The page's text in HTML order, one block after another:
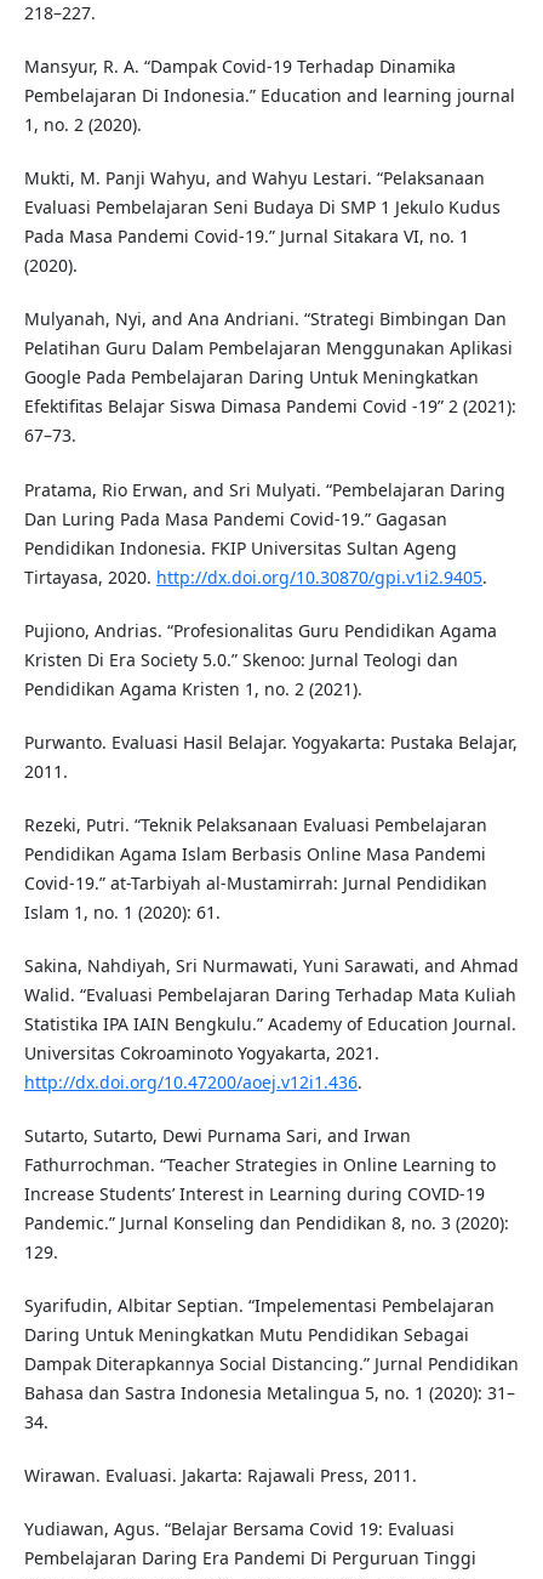
218–227.
Mansyur, R. A. “Dampak Covid-19 Terhadap Dinamika
Pembelajaran Di Indonesia.” Education and learning journal
1, no. 2 (2020).
Mukti, M. Panji Wahyu, and Wahyu Lestari. “Pelaksanaan
Evaluasi Pembelajaran Seni Budaya Di SMP 1 Jekulo Kudus
Pada Masa Pandemi Covid-19.” Jurnal Sitakara VI, no. 1
(2020).
Mulyanah, Nyi, and Ana Andriani. “Strategi Bimbingan Dan
Pelatihan Guru Dalam Pembelajaran Menggunakan Aplikasi
Google Pada Pembelajaran Daring Untuk Meningkatkan
Efektifitas Belajar Siswa Dimasa Pandemi Covid -19” 2 (2021):
67–73.
Pratama, Rio Erwan, and Sri Mulyati. “Pembelajaran Daring
Dan Luring Pada Masa Pandemi Covid-19.” Gagasan
Pendidikan Indonesia. FKIP Universitas Sultan Ageng
Tirtayasa, 2020. http://dx.doi.org/10.30870/gpi.v1i2.9405.
Pujiono, Andrias. “Profesionalitas Guru Pendidikan Agama
Kristen Di Era Society 5.0.” Skenoo: Jurnal Teologi dan
Pendidikan Agama Kristen 1, no. 2 (2021).
Purwanto. Evaluasi Hasil Belajar. Yogyakarta: Pustaka Belajar,
2011.
Rezeki, Putri. “Teknik Pelaksanaan Evaluasi Pembelajaran
Pendidikan Agama Islam Berbasis Online Masa Pandemi
Covid-19.” at-Tarbiyah al-Mustamirrah: Jurnal Pendidikan
Islam 1, no. 1 (2020): 61.
Sakina, Nahdiyah, Sri Nurmawati, Yuni Sarawati, and Ahmad
Walid. “Evaluasi Pembelajaran Daring Terhadap Mata Kuliah
Statistika IPA IAIN Bengkulu.” Academy of Education Journal.
Universitas Cokroaminoto Yogyakarta, 2021.
http://dx.doi.org/10.47200/aoej.v12i1.436.
Sutarto, Sutarto, Dewi Purnama Sari, and Irwan
Fathurrochman. “Teacher Strategies in Online Learning to
Increase Students’ Interest in Learning during COVID-19
Pandemic.” Jurnal Konseling dan Pendidikan 8, no. 3 (2020):
129.
Syarifudin, Albitar Septian. “Impelementasi Pembelajaran
Daring Untuk Meningkatkan Mutu Pendidikan Sebagai
Dampak Diterapkannya Social Distancing.” Jurnal Pendidikan
Bahasa dan Sastra Indonesia Metalingua 5, no. 1 (2020): 31–
34.
Wirawan. Evaluasi. Jakarta: Rajawali Press, 2011.
Yudiawan, Agus. “Belajar Bersama Covid 19: Evaluasi
Pembelajaran Daring Era Pandemi Di Perguruan Tinggi